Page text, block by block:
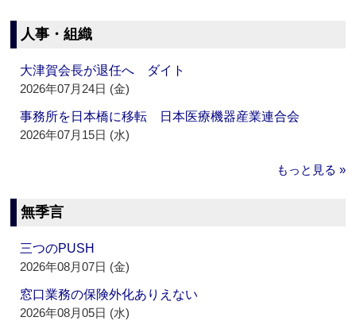
人事・組織
大津賀会長が退任へ ダイト
2026年07月24日 (金)
事務所を日本橋に移転 日本医療機器産業連合会
2026年07月15日 (水)
もっと見る »
無季言
三つのPUSH
2026年08月07日 (金)
窓口業務の保険外化ありえない
2026年08月05日 (水)